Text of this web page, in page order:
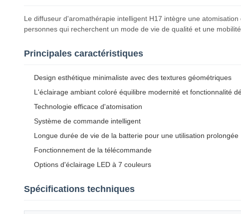
Le diffuseur d'aromathérapie intelligent H17 intègre une
personnes qui recherchent un mode de vie de qualité et une mobilité
Principales caractéristiques
Design esthétique minimaliste avec des textures géométriques
L'éclairage ambiant coloré équilibre modernité et fonctionnalité
Technologie efficace d'atomisation
Système de commande intelligent
Longue durée de vie de la batterie pour une utilisation prolongée
Fonctionnement de la télécommande
Options d'éclairage LED à 7 couleurs
Spécifications techniques